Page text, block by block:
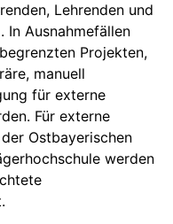
Lehrenden und
Ausnahmefällen
Projekten,
manuell
für externe
Für externe
Ostbayerischen
werden